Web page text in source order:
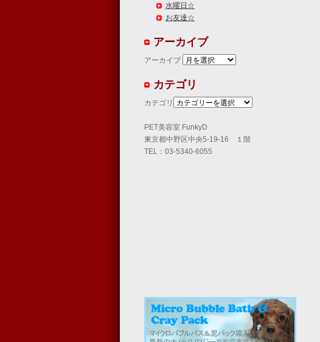
水曜日☆
お友達☆
アーカイブ
アーカイブ
カテゴリ
カテゴリ
PET美容室 FunkyD
東京都中野区中央5-19-16 １階
TEL：03-5340-6055